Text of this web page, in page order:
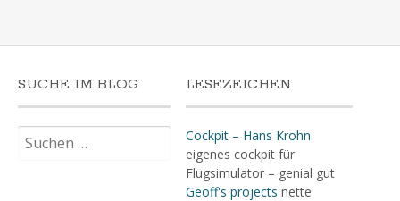
SUCHE IM BLOG
nach:
LESEZEICHEN
Cockpit – Hans Krohn
eigenes cockpit für
Flugsimulator – genial gut
Geoff's projects nette